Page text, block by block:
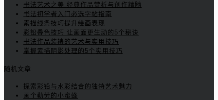
书法艺术之美 经典作品赏析与创作精髓
书法初学者入门必选字帖指南
素描线条技巧提升绘画表现
彩铅叠色技巧 让画面更生动的5个秘诀
书法作品装裱的艺术与实用技巧
掌握素描阴影处理的5个实用技巧
随机文章
探索彩铅与水彩结合的独特艺术魅力
画个勤劳的小蜜蜂